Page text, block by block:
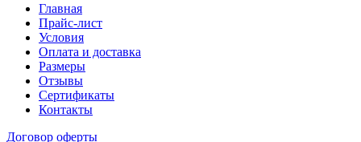
Главная
Прайс-лист
Условия
Оплата и доставка
Размеры
Отзывы
Сертификаты
Контакты
Договор оферты